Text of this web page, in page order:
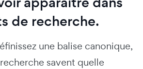
de recherche.
une balise canonique,
savent quelle